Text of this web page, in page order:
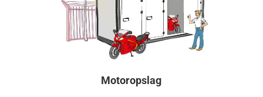
Motoropslag